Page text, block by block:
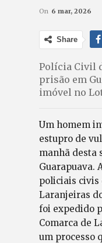
On 6 mar, 2026
Share
Polícia Civil
prisão em
imóvel no
Um homem
estupro de
manhã desta
Guarapuava.
policiais civis
Laranjeiras
foi expedido
Comarca de
um processo